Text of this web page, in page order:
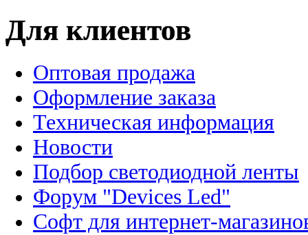
Для клиентов
Оптовая продажа
Оформление заказа
Техническая информация
Новости
Подбор светодиодной ленты
Форум "Devices Led"
Софт для интернет-